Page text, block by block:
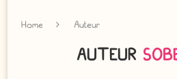
Home Auteur
AUTEUR